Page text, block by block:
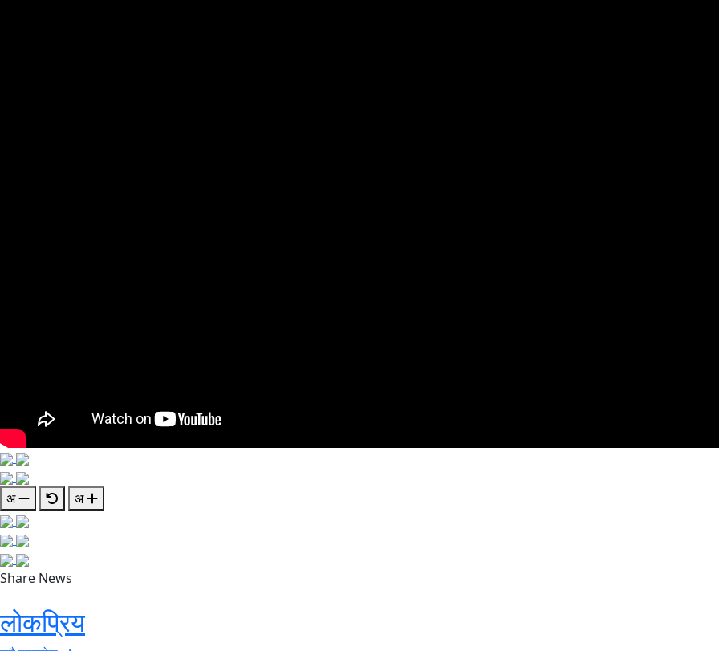
अ अ
Share News
लोकप्रिय